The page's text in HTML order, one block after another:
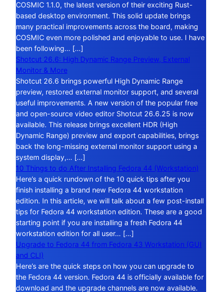
COSMIC 1.1.0, the latest version of their exciting Rust-
based desktop environment. This solid update brings
many practical improvements across the board, making
COSMIC even more polished and enjoyable to use. I have
been following… […]
Shotcut 26.6: High Dynamic Range Preview, External
Monitor & More
Shotcut 26.6 brings powerful High Dynamic Range
preview, restored external monitor support, and several
useful improvements. A new version of the popular free
and open-source video editor Shotcut 26.6.25 is now
available. This release brings excellent HDR (High
Dynamic Range) preview and export capabilities, brings
back the long-missing external monitor support using a
system display,… […]
10 Things to do After Installing Fedora 44 (Workstation)
Here’s a quick rundown of the 10 quick tips after you
finish installing a brand new Fedora 44 workstation
edition. In this article, we will talk about a few post-install
tips for Fedora 44 workstation edition. These are a good
starting point if you are installing a fresh Fedora 44
workstation edition for all user… […]
Upgrade to Fedora 44 from Fedora 43 Workstation (GUI
and CLI)
Here’s are the quick steps on how you can upgrade to
the Fedora 44 version. Fedora 44 is officially available for
download and the upgrade channels are now available.